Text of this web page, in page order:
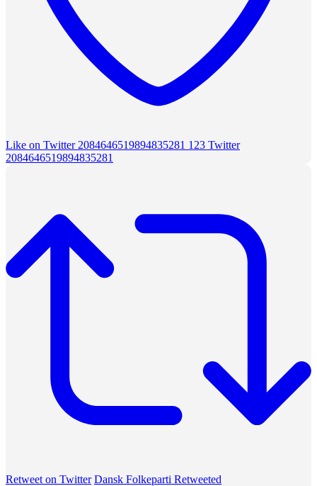
Like on Twitter 2084646519894835281 123 Twitter
2084646519894835281
Retweet on Twitter Dansk Folkeparti Retweeted